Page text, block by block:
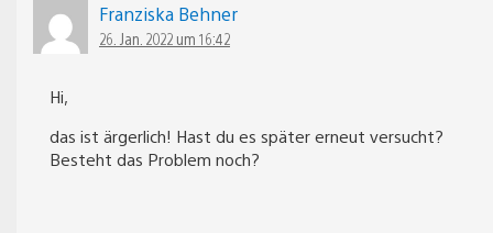
Franziska Behner
26. Jan. 2022 um 16:42
Hi,
das ist ärgerlich! Hast du es später erneut versucht?
Besteht das Problem noch?